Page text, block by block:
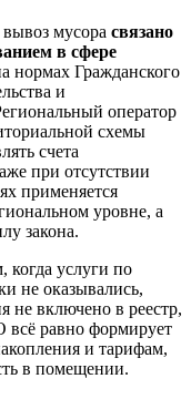
мусора связано
в сфере
нормах Гражданского
и
оператор
схемы
счета
при отсутствии
применяется
уровне, а
закона.
когда услуги по
не оказывались,
не включено в реестр,
всё равно формирует
и тарифам,
в помещении.